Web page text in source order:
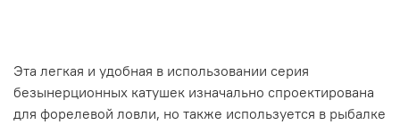
Эта легкая и удобная в использовании серия
безынерционных катушек изначально спроектирована
для форелевой ловли, но также используется в рыбалке